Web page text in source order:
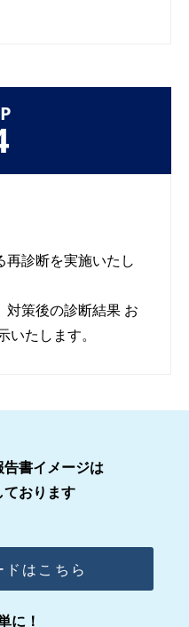
診断を実施いたし
対策後の診断結果 お
たします。
書イメージは
ております
はこちら
に！